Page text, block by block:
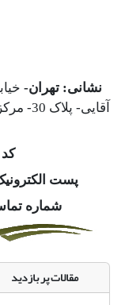
نشانی: تهران-
پست
شماره
مقالات پر بازدید